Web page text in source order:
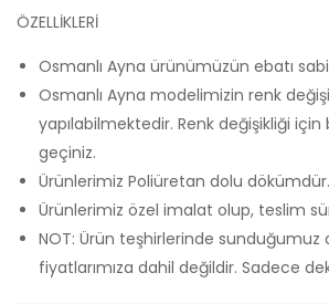
ÖZELLİKLERİ
Osmanlı Ayna ürünümüzün ebatı
Osmanlı Ayna modelimizin renk
yapılabilmektedir. Renk değişikliği
geçiniz.
Ürünlerimiz Poliüretan dolu dökümdür.
Ürünlerimiz özel imalat olup, teslim
NOT: Ürün teşhirlerinde sunduğumuz
fiyatlarımıza dahil değildir. Sadece